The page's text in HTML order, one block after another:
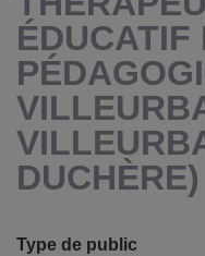
ÉDUCATIF
DUCHÈRE)
Type de public